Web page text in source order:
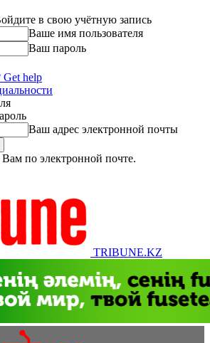
в свою учётную запись
Ваше имя пользователя
Ваш пароль
Get help
Ваш адрес электронной почты
по электронной почте.
TRIBUNE.KZ